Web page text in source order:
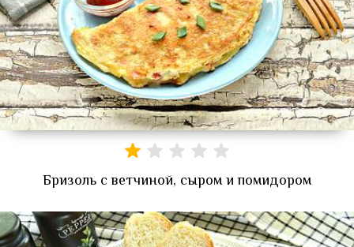
Бризоль с ветчиной, сыром и помидором